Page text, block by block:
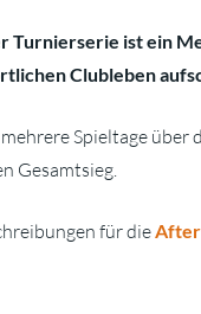
Turnierserie ist ein
Clubleben
Spieltage über
Gesamtsieg.
für die